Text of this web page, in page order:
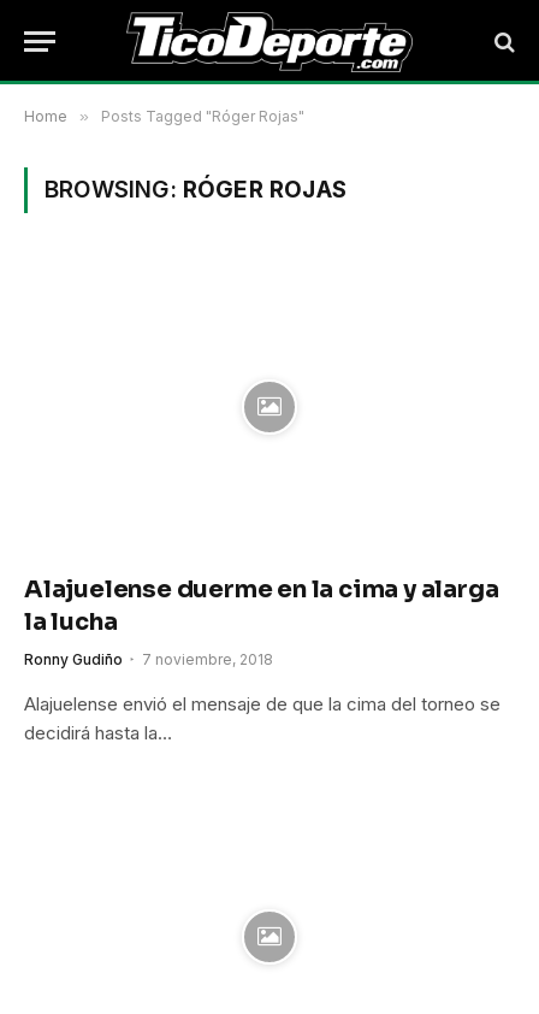
Home » Posts Tagged "Róger Rojas"
BROWSING: RÓGER ROJAS
Alajuelense duerme en la cima y alarga
la lucha
Ronny Gudiño 7 noviembre, 2018
Alajuelense envió el mensaje de que la cima del torneo se
decidirá hasta la…